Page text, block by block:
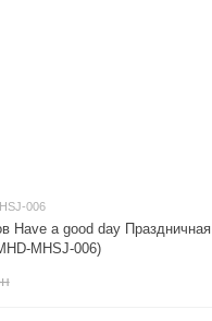
006
Have a good day Праздничная
MHSJ-006)